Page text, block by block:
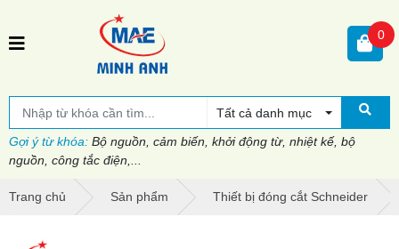
Tất cả danh mục
Gợi ý từ khóa: Bộ nguồn, cảm biến, khởi động từ, nhiệt kế, bộ
nguồn, công tắc điện,...
0
Trang chủ Sản phẩm Thiết bị đóng cắt Schneider